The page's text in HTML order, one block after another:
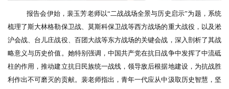
报告会伊始，裴玉芳老师以“二战战场全景与历史启示”为题，系统
梳理了斯大林格勒保卫战、莫斯科保卫战等西方战场的重大战役，以及淞
沪会战、台儿庄战役、百团大战等东方战场的关键会战，深入剖析了其战
略意义与历史价值。她特别强调，中国共产党在抗日战争中发挥了中流砥
柱的作用，推动建立抗日民族统一战线，领导敌后根据地建设，为抗战胜
利作出不可磨灭的贡献。裴老师指出，青年一代应从中汲取历史智慧，坚